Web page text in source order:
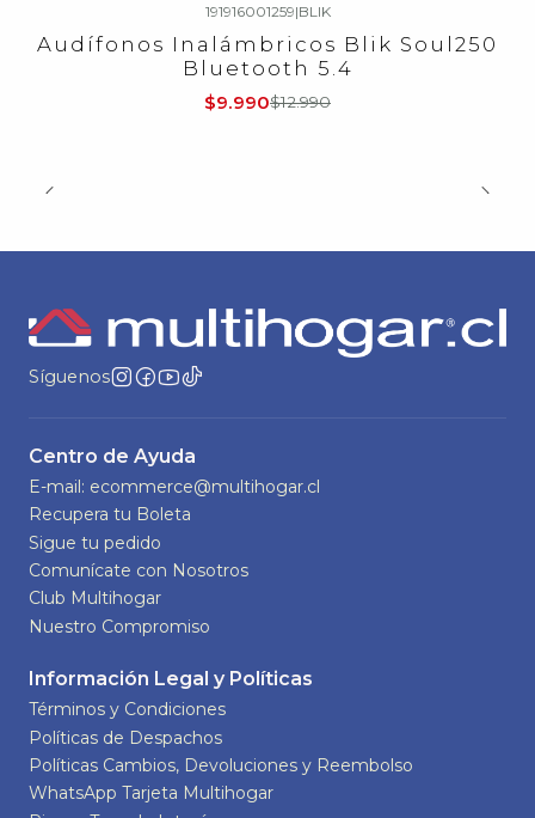
-23%OFF
191916001259|BLIK
Audífonos Inalámbricos Blik Soul250
Bluetooth 5.4
$9.990$12.990
Síguenos
Centro de Ayuda
E-mail: ecommerce@multihogar.cl
Recupera tu Boleta
Sigue tu pedido
Comunícate con Nosotros
Club Multihogar
Nuestro Compromiso
Información Legal y Políticas
Términos y Condiciones
Políticas de Despachos
Políticas Cambios, Devoluciones y Reembolso
WhatsApp Tarjeta Multihogar